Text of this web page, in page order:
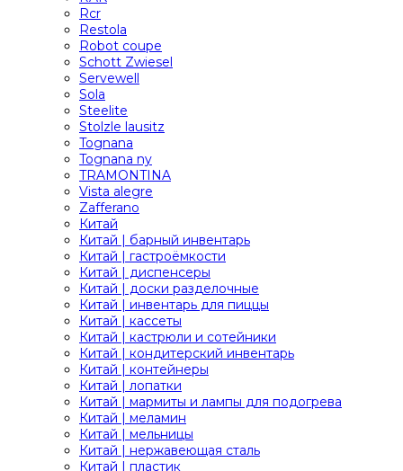
Rcr
Restola
Robot coupe
Schott Zwiesel
Servewell
Sola
Steelite
Stolzle lausitz
Tognana
Tognana ny
TRAMONTINA
Vista alegre
Zafferano
Китай
Китай | барный инвентарь
Китай | гастроёмкости
Китай | диспенсеры
Китай | доски разделочные
Китай | инвентарь для пиццы
Китай | кассеты
Китай | кастрюли и сотейники
Китай | кондитерский инвентарь
Китай | контейнеры
Китай | лопатки
Китай | мармиты и лампы для подогрева
Китай | меламин
Китай | мельницы
Китай | нержавеющая сталь
Китай | пластик